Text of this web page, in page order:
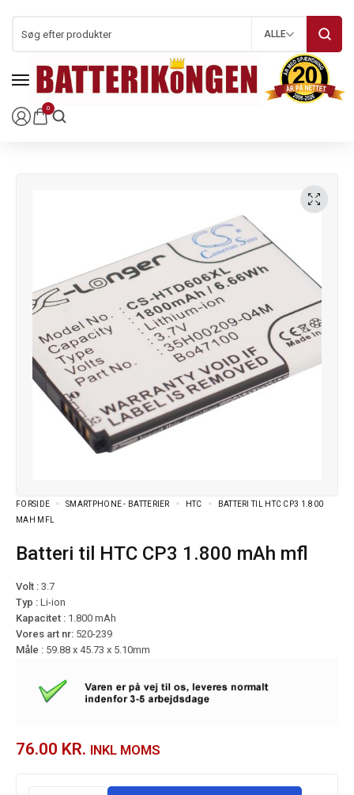
0
ALLE
FORSIDE SMARTPHONE - BATTERIER HTC
BATTERI TIL HTC CP3 1.800
MAH MFL
Batteri til HTC CP3 1.800 mAh mfl
Volt : 3.7
Typ : Li-ion
Kapacitet : 1.800 mAh
Vores art nr: 520-239
Måle : 59.88 x 45.73 x 5.10mm
76.00 KR. INKL MOMS